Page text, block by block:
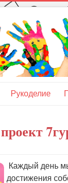
Рукоделие
Каждый день
достижения